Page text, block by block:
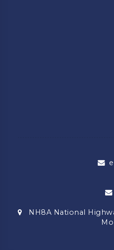
NH8A National